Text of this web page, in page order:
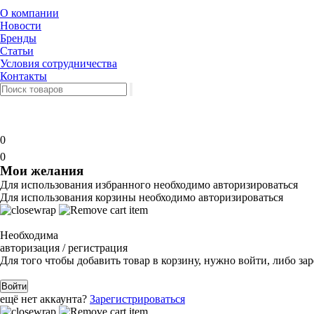
О компании
Новости
Бренды
Статьи
Условия сотрудничества
Контакты
0
0
Мои желания
Для использования избранного необходимо авторизироваться
Для использования корзины необходимо авторизироваться
Необходима
авторизация / регистрация
Для того чтобы добавить товар в корзину, нужно войти, либо
Войти
ещё нет аккаунта? Зарегистрироваться